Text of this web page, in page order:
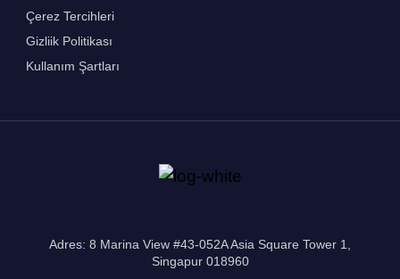
Çerez Tercihleri
Gizliik Politikası
Kullanım Şartları
Adres: 8 Marina View #43-052A Asia Square Tower 1,
Singapur 018960